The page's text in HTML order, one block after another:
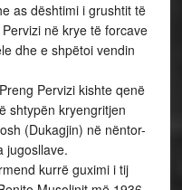
as dështimi i grushtit të
në krye të forcave
dhe e shpëtoi vendin
Pervizi kishte qenë
shtypën kryengritjen
(Dukagjin) në nëntor-
jugosllave.
kurrë guximi i tij